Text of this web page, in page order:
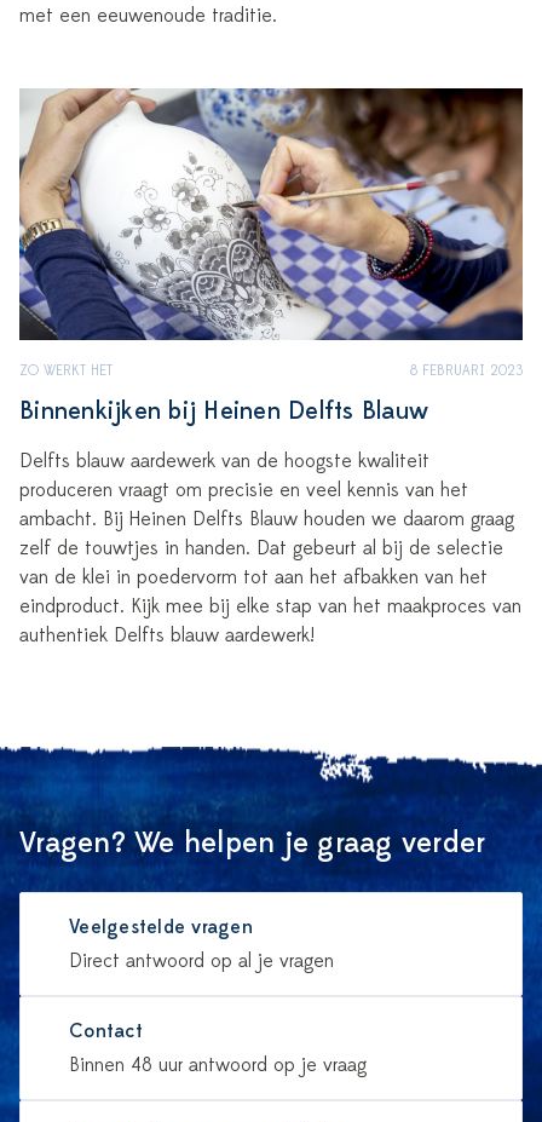
met een eeuwenoude traditie.
ZO WERKT HET 8 FEBRUARI 2023
Binnenkijken bij Heinen Delfts Blauw
Delfts blauw aardewerk van de hoogste kwaliteit
produceren vraagt om precisie en veel kennis van het
ambacht. Bij Heinen Delfts Blauw houden we daarom graag
zelf de touwtjes in handen. Dat gebeurt al bij de selectie
van de klei in poedervorm tot aan het afbakken van het
eindproduct. Kijk mee bij elke stap van het maakproces van
authentiek Delfts blauw aardewerk!
Vragen? We helpen je graag verder
Veelgestelde vragen
Direct antwoord op al je vragen
Contact
Binnen 48 uur antwoord op je vraag